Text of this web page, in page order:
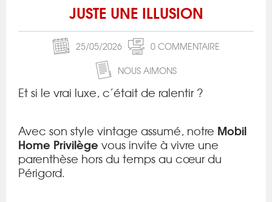
JUSTE UNE ILLUSION
25/05/2026
0 COMMENTAIRE
NOUS AIMONS
Et si le vrai luxe, c’était de ralentir ?
Avec son style vintage assumé, notre Mobil
Home Privilège vous invite à vivre une
parenthèse hors du temps au cœur du
Périgord.